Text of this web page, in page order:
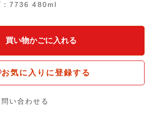
：7736 480ml
お気に入りに登録する
い合わせる